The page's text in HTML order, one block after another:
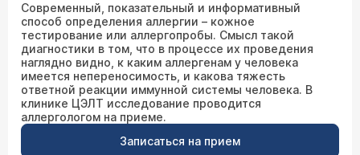
Современный, показательный и информативный
способ определения аллергии – кожное
тестирование или аллергопробы. Смысл такой
диагностики в том, что в процессе их проведения
наглядно видно, к каким аллергенам у человека
имеется непереносимость, и какова тяжесть
ответной реакции иммунной системы человека. В
клинике ЦЭЛТ исследование проводится
аллергологом на приеме.
Записаться на прием